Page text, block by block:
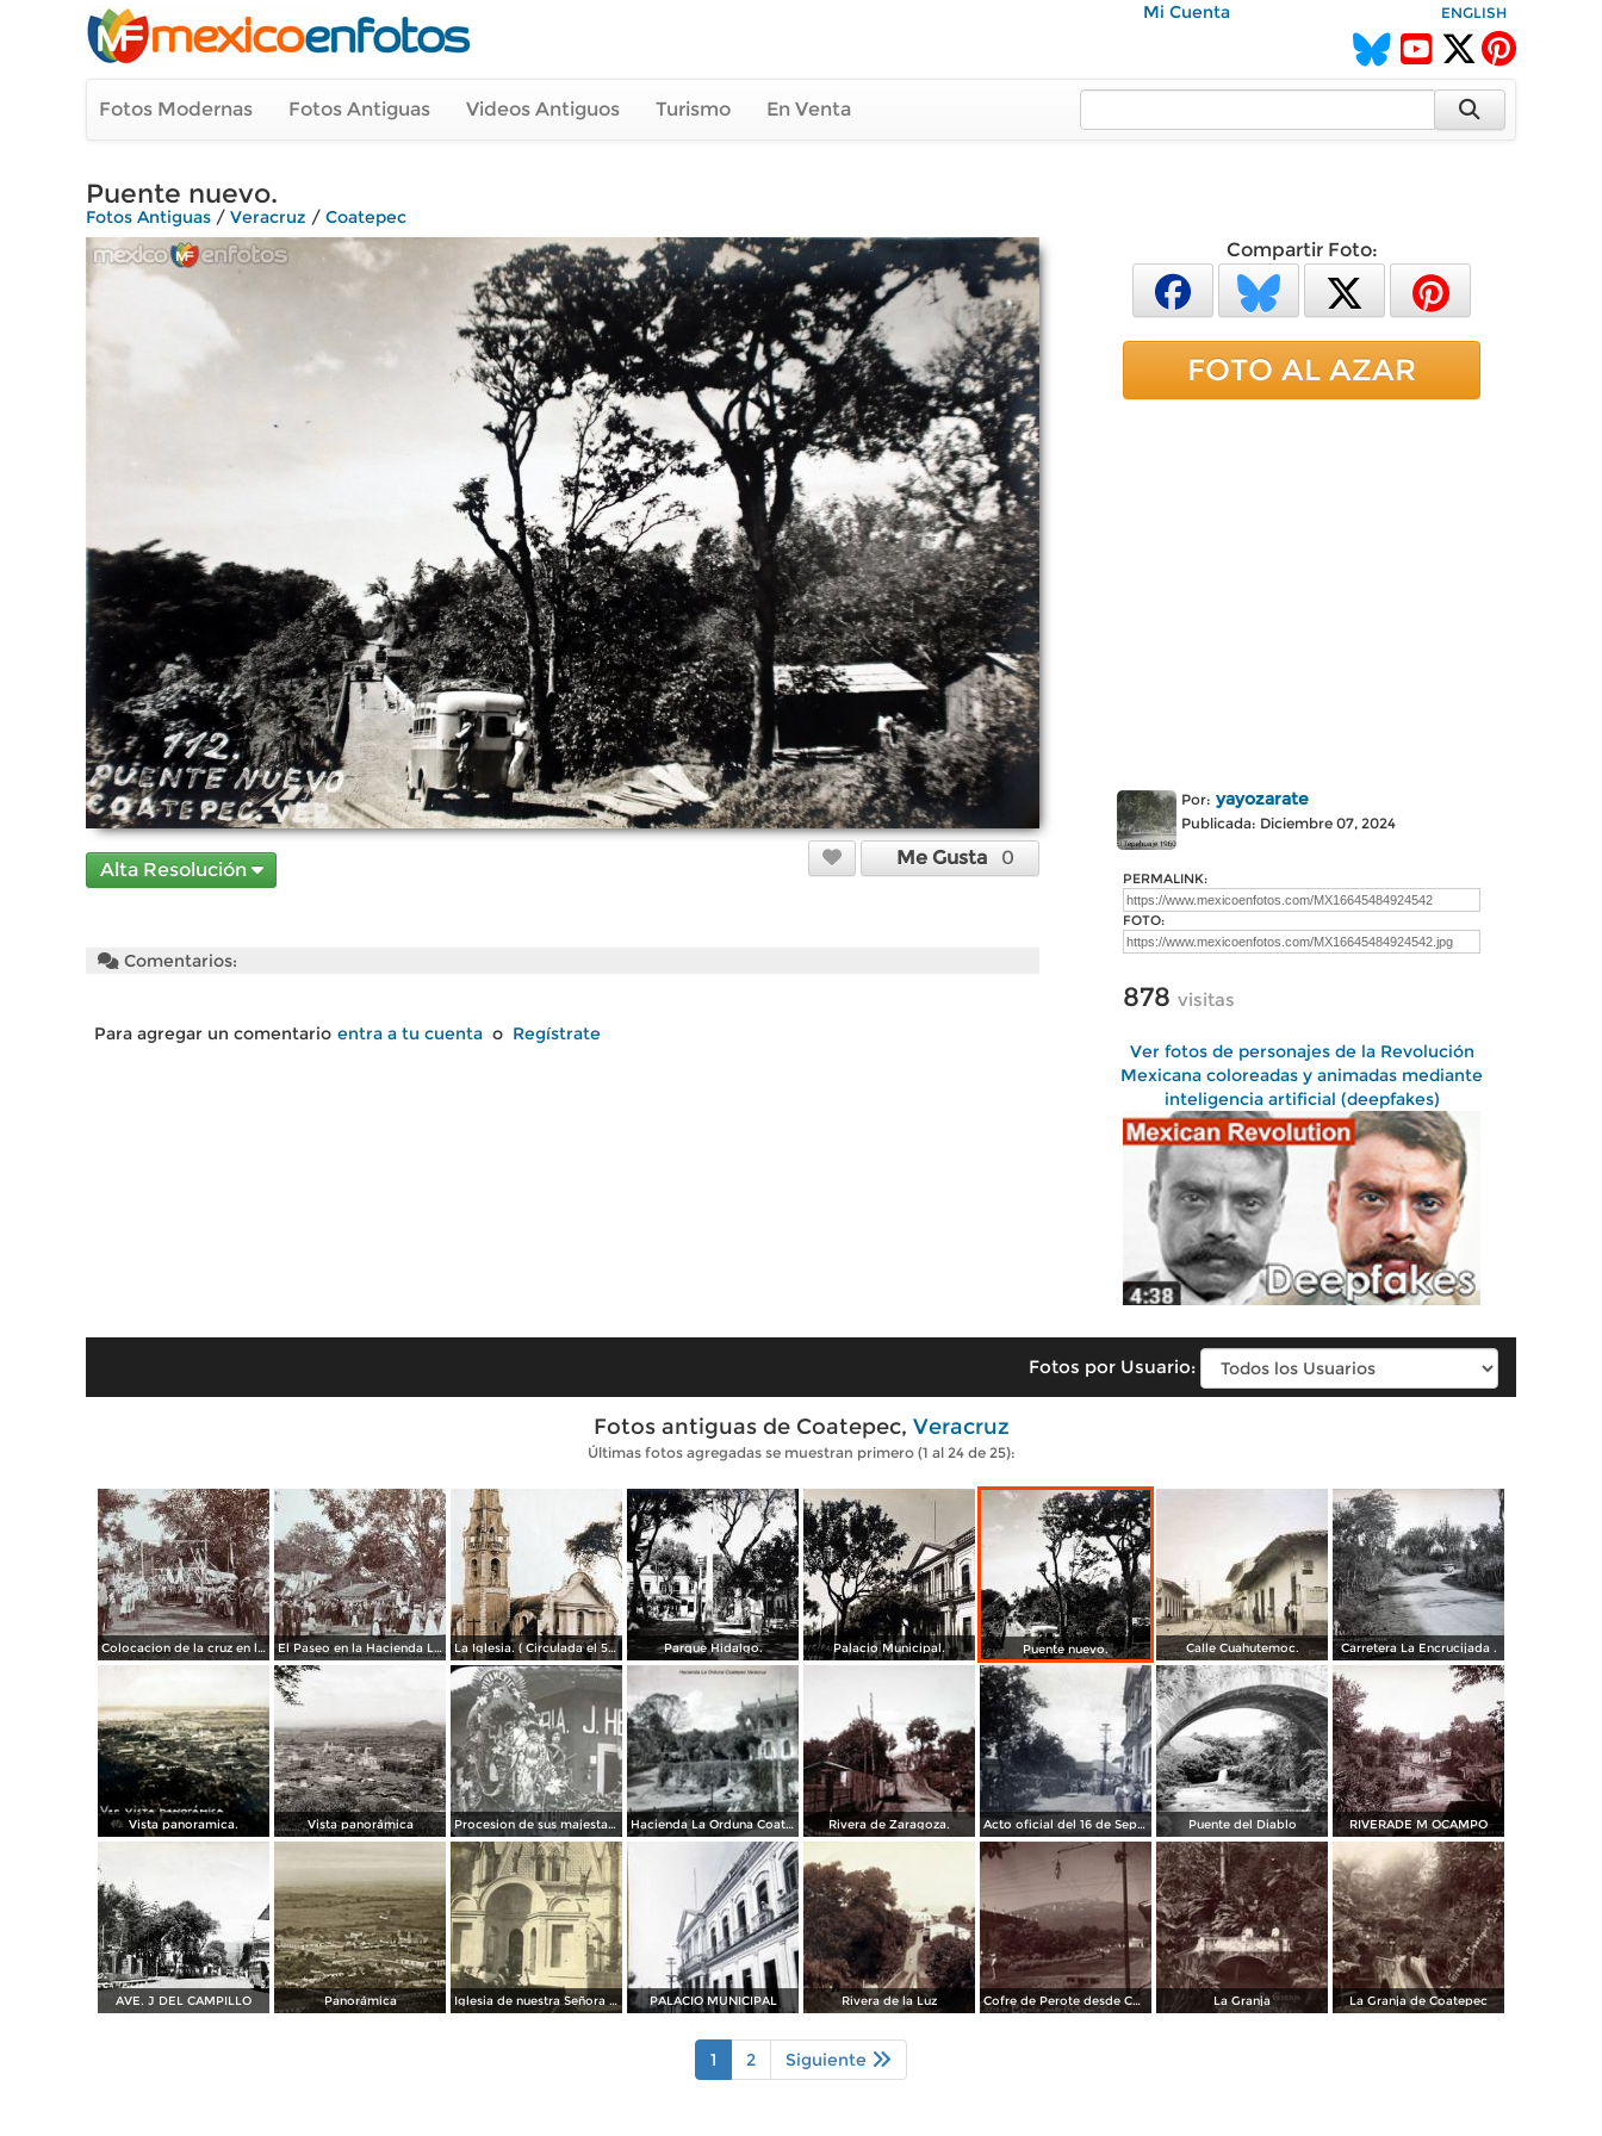
Mi Cuenta ENGLISH
Fotos Modernas Fotos Antiguas Videos Antiguos Turismo En Venta
Puente nuevo.
Fotos Antiguas / Veracruz / Coatepec
Alta Resolución
Me Gusta 0
Comentarios:
Para agregar un comentario entra a tu cuenta o Regístrate
Compartir Foto:
FOTO AL AZAR
Por: yayozarate
Publicada: Diciembre 07, 2024
PERMALINK:
FOTO:
878 visitas
Ver fotos de personajes de la Revolución
Mexicana coloreadas y animadas mediante
inteligencia artificial (deepfakes)
Fotos por Usuario:
Fotos antiguas de Coatepec, Veracruz
Últimas fotos agregadas se muestran primero (1 al 24 de 25):
Colocacion de la cruz en la Hacienda La Orduna en Coatepec Veracruz 3 de Mayo de 1908 El Paseo en la Hacienda La Orduna en Coatepec Veracruz 3 de Mayo de 1908 La Iglesia. ( Circulada el 5 de Junio de 1931 ). Parque Hidalgo. Palacio Municipal. Puente nuevo. Calle Cuahutemoc. Carretera La Encrucijada .
Vista panoramica. Vista panorámica Procesion de sus majestades de honor. Hacienda La Orduna Coatepec Veracruz. Rivera de Zaragoza. Acto oficial del 16 de Septiembre Puente del Diablo RIVERADE M OCAMPO
AVE. J DEL CAMPILLO Panorámica Iglesia de nuestra Señora de Guadalupe PALACIO MUNICIPAL Rivera de la Luz Cofre de Perote desde Coatepec La Granja La Granja de Coatepec
1 2 Siguiente